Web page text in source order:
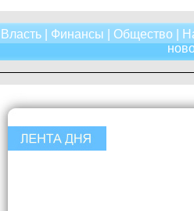
Власть| Финансы Общество